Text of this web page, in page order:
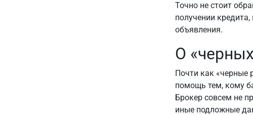
Точно не стоит
получении
объявления.
О
Почти как «черные
помощь тем, кому
Брокер совсем не
иные подложные